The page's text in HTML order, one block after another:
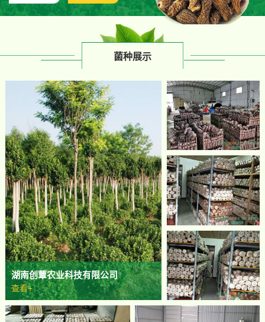
菌种展示
湖南创蕈农业科技有限公司
查看+